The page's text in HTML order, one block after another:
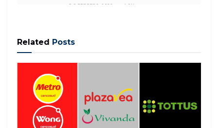
Reino Unido se ha convertido en el miembro más
joven en unirse a Mensa UK, la sociedad
internacional de alto coeficiente intelectual más
grande y antigua del mundo, dijeron funcionarios de
Mensa.
Related Posts